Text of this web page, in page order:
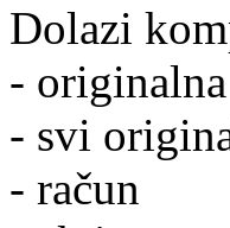
Dolazi
-
- svi
- račun